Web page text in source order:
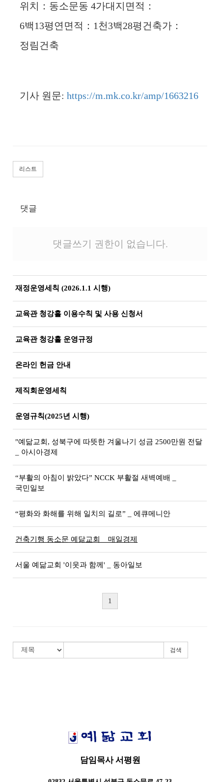
위치：동소문동 4가대지면적：
6백13평연면적：1천3백28평건축가：
정림건축
기사 원문:https://m.mk.co.kr/amp/1663216
리스트
댓글
댓글쓰기 권한이 없습니다.
재정운영세칙 (2026.1.1 시행)
교육관 청강홀 이용수칙 및 사용 신청서
교육관 청강홀 운영규정
온라인 헌금 안내
제직회운영세칙
운영규칙(2025년 시행)
"예닮교회, 성북구에 따뜻한 겨울나기 성금 2500만원 전달
_ 아시아경제
“부활의 아침이 밝았다” NCCK 부활절 새벽예배 _
국민일보
“평화와 화해를 위해 일치의 길로” _ 에큐메니안
건축기행 동소문 예닮교회 _ 매일경제
서울 예닮교회 '이웃과 함께' _ 동아일보
1
검색
담임목사 서평원